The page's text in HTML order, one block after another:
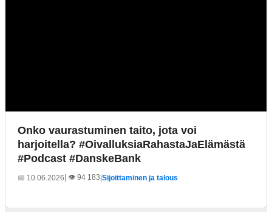
Onko vaurastuminen taito, jota voi
harjoitella? #OivalluksiaRahastaJaElämästä
#Podcast #DanskeBank
📅 10.06.2026| 👁️ 94 183 Sijoittaminen ja talous